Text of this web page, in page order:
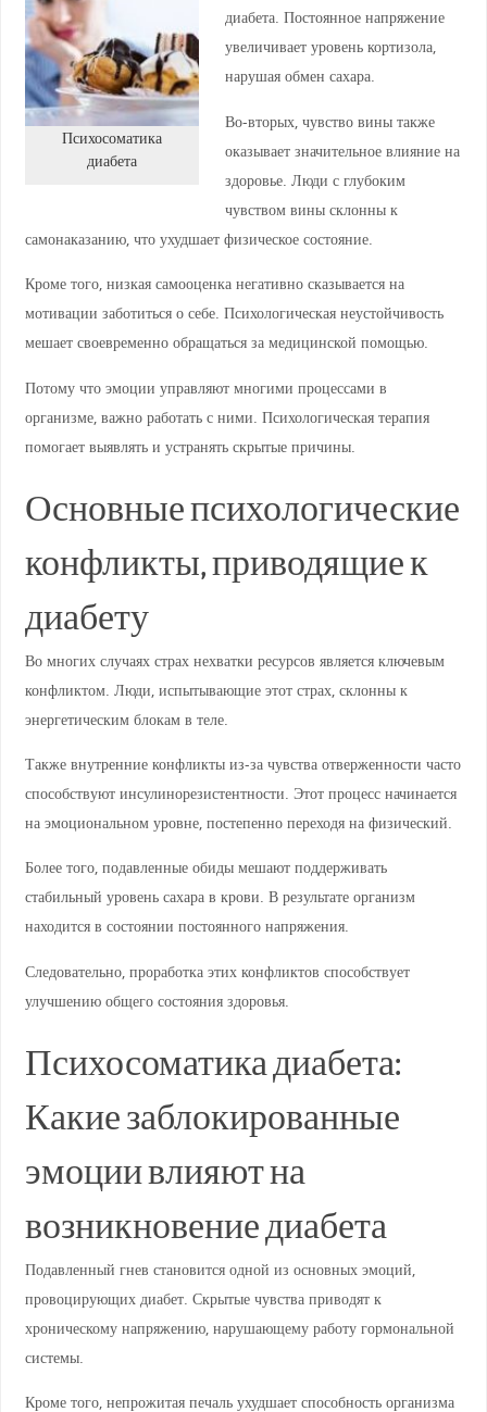
Психосоматика
диабета
диабета. Постоянное напряжение
увеличивает уровень кортизола,
нарушая обмен сахара.
Во-вторых, чувство вины также
оказывает значительное влияние на
здоровье. Люди с глубоким
чувством вины склонны к
самонаказанию, что ухудшает физическое состояние.
Кроме того, низкая самооценка негативно сказывается на
мотивации заботиться о себе. Психологическая неустойчивость
мешает своевременно обращаться за медицинской помощью.
Потому что эмоции управляют многими процессами в
организме, важно работать с ними. Психологическая терапия
помогает выявлять и устранять скрытые причины.
Основные психологические
конфликты, приводящие к
диабету
Во многих случаях страх нехватки ресурсов является ключевым
конфликтом. Люди, испытывающие этот страх, склонны к
энергетическим блокам в теле.
Также внутренние конфликты из-за чувства отверженности часто
способствуют инсулинорезистентности. Этот процесс начинается
на эмоциональном уровне, постепенно переходя на физический.
Более того, подавленные обиды мешают поддерживать
стабильный уровень сахара в крови. В результате организм
находится в состоянии постоянного напряжения.
Следовательно, проработка этих конфликтов способствует
улучшению общего состояния здоровья.
Психосоматика диабета:
Какие заблокированные
эмоции влияют на
возникновение диабета
Подавленный гнев становится одной из основных эмоций,
провоцирующих диабет. Скрытые чувства приводят к
хроническому напряжению, нарушающему работу гормональной
системы.
Кроме того, непрожитая печаль ухудшает способность организма